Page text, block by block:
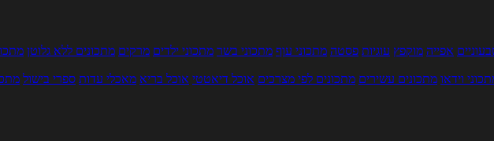
אפייה מוקפץ עוגיות פסטה מתכוני עוף מתכוני בשר מתכוני ילדים מרקים מתכונים ללא גלוטן
וידאו מתכונים עשירים מתכונים לפי מצרכים אוכל דיאטטי אוכל בריא מאכלי עדות ספרי בישול